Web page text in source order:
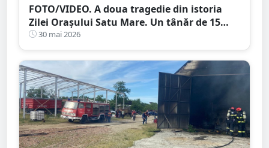
FOTO/VIDEO. A doua tragedie din istoria
Zilei Orașului Satu Mare. Un tânăr de 15
ani, mort în centrul orașului
30 mai 2026